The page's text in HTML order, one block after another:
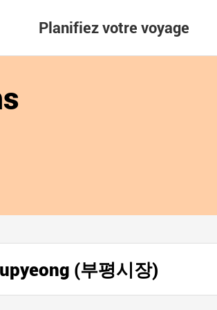
Planifiez votre voyage
(부평시장)